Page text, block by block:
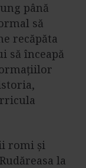
până
să
recăpăta
să înceapă
romi și
la